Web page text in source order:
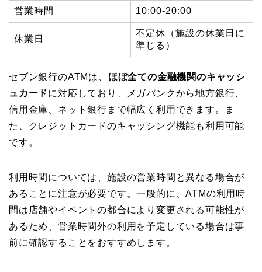
営業時間 10:00-20:00
休業日
不定休（施設の休業日に
準じる）
セブン銀行のATMは、 ほぼ全ての金融機関のキャッシ
ュカードに対応しており、メガバンクから地方銀行、
信用金庫、ネット銀行まで幅広く利用できます。ま
た、クレジットカードのキャッシング機能も利用可能
です。
利用時間については、施設の営業時間と異なる場合が
あることに注意が必要です。一般的に、ATMの利用時
間は店舗やイベントの都合により変更される可能性が
あるため、営業時間外の利用を予定している場合は事
前に確認することをおすすめします。